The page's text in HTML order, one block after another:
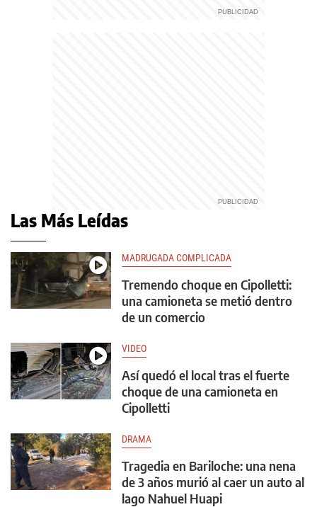
Las Más Leídas
MADRUGADA COMPLICADA
Tremendo choque en Cipolletti:
una camioneta se metió dentro
de un comercio
VIDEO
Así quedó el local tras el fuerte
choque de una camioneta en
Cipolletti
DRAMA
Tragedia en Bariloche: una nena
de 3 años murió al caer un auto al
lago Nahuel Huapi